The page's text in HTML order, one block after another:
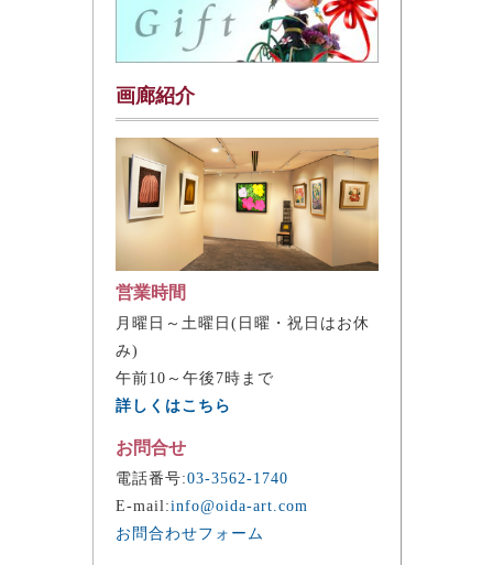
画廊紹介
営業時間
月曜日～土曜日(日曜・祝日はお休
み)
午前10～午後7時まで
詳しくはこちら
お問合せ
電話番号:03-3562-1740
E-mail:info@oida-art.com
お問合わせフォーム